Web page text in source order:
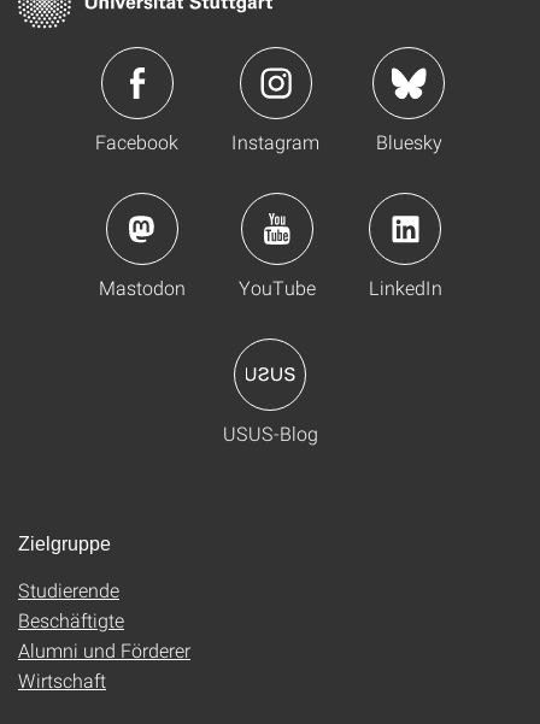
Facebook Instagram Bluesky
Mastodon YouTube LinkedIn
USUS-Blog
Zielgruppe
Studierende
Beschäftigte
Alumni und Förderer
Wirtschaft